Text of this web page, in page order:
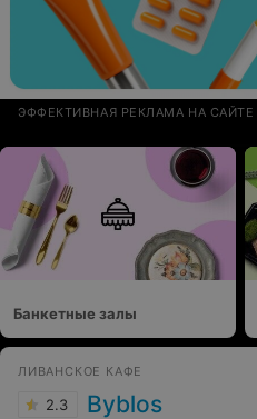
ЭФФЕКТИВНАЯ РЕКЛАМА НА САЙТЕ
Банкетные залы
ЛИВАНСКОЕ КАФЕ
2.3 Byblos